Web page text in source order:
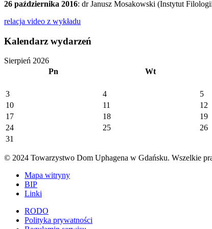
26 października 2016: dr Janusz Mosakowski (Instytut
relacja video z wykładu
Kalendarz wydarzeń
Sierpień 2026
Pn
Wt
3
4 5
10
11 12
17
18 19
24
25 26
31
© 2024 Towarzystwo Dom Uphagena w Gdańsku. Wszelkie
Mapa witryny
BIP
Linki
RODO
Polityka prywatności